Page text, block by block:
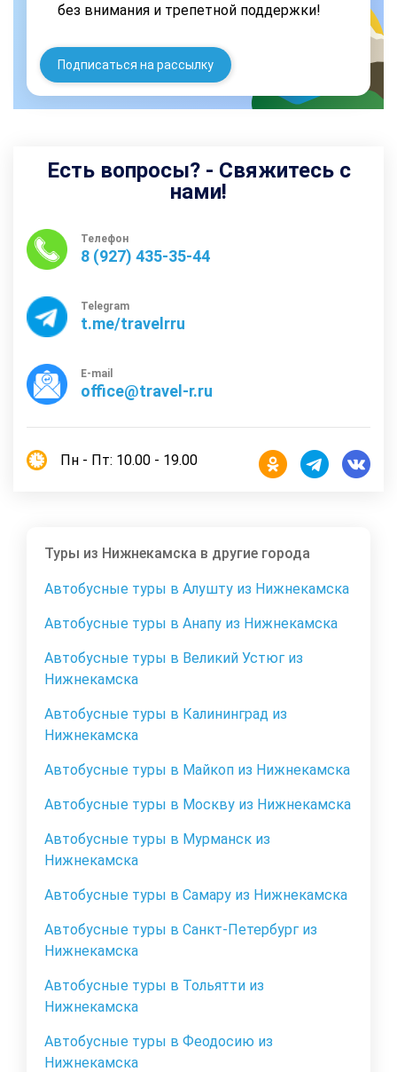
без внимания и трепетной поддержки!
Подписаться на рассылку
Есть вопросы? - Свяжитесь с
нами!
Телефон
8 (927) 435-35-44
Telegram
t.me/travelrru
E-mail
office@travel-r.ru
Пн - Пт: 10.00 - 19.00
Туры из Нижнекамска в другие города
Автобусные туры в Алушту из Нижнекамска
Автобусные туры в Анапу из Нижнекамска
Автобусные туры в Великий Устюг из
Нижнекамска
Автобусные туры в Калининград из
Нижнекамска
Автобусные туры в Майкоп из Нижнекамска
Автобусные туры в Москву из Нижнекамска
Автобусные туры в Мурманск из
Нижнекамска
Автобусные туры в Самару из Нижнекамска
Автобусные туры в Санкт-Петербург из
Нижнекамска
Автобусные туры в Тольятти из
Нижнекамска
Автобусные туры в Феодосию из
Нижнекамска